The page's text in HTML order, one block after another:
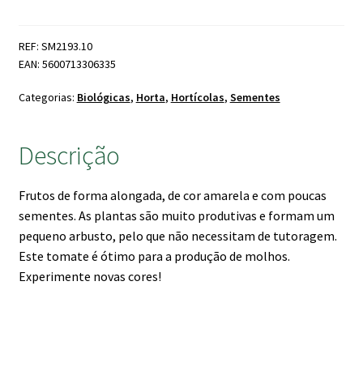
Legs'
REF: SM2193.10
EAN: 5600713306335
Categorias: Biológicas, Horta, Hortícolas, Sementes
Descrição
Frutos de forma alongada, de cor amarela e com poucas
sementes. As plantas são muito produtivas e formam um
pequeno arbusto, pelo que não necessitam de tutoragem.
Este tomate é ótimo para a produção de molhos.
Experimente novas cores!